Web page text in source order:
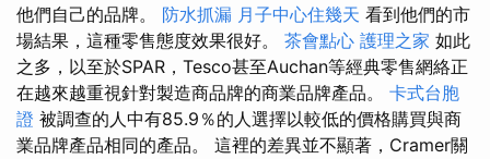
他們自己的品牌。 防水抓漏 月子中心住幾天 看到他們的市
場結果，這種零售態度效果很好。 茶會點心 護理之家 如此
之多，以至於SPAR，Tesco甚至Auchan等經典零售網絡正
在越來越重視針對製造商品牌的商業品牌產品。 卡式台胞
證 被調查的人中有85.9％的人選擇以較低的價格購買與商
業品牌產品相同的產品。 這裡的差異並不顯著，Cramer關